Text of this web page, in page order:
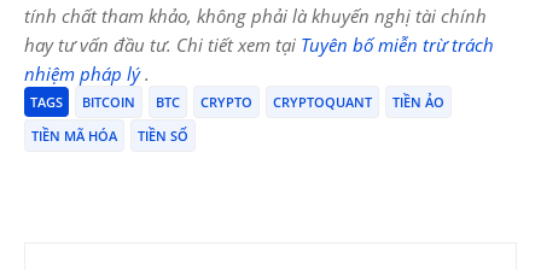
tính chất tham khảo, không phải là khuyến nghị tài chính
hay tư vấn đầu tư. Chi tiết xem tại Tuyên bố miễn trừ trách
nhiệm pháp lý.
TAGS BITCOIN BTC CRYPTO CRYPTOQUANT
TIỀN ẢO
TIỀN MÃ HÓA
TIỀN SỐ